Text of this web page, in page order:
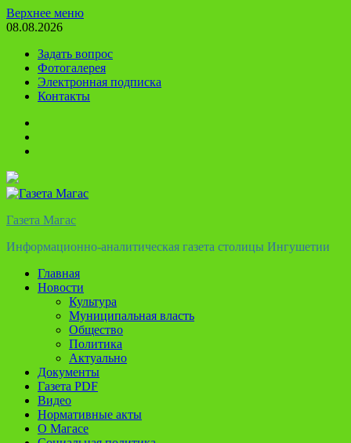
Перейти
к
Верхнее меню
08.08.2026
Задать вопрос
Фотогалерея
Электронная подписка
Контакты
Газета Магас
Информационно-аналитическая газета столицы Ингушетии
Главная
Новости
Культура
Муниципальная власть
Общество
Политика
Актуально
Документы
Газета PDF
Видео
Нормативные акты
О Магасе